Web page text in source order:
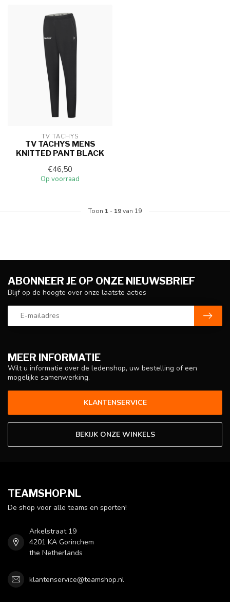
TV TACHYS
TV TACHYS MENS
KNITTED PANT BLACK
€46,50
Op voorraad
Toon 1 - 19van 19
MEER INFORMATIE
Wilt u informatie over de ledenshop, uw bestelling of een
mogelijke samenwerking.
KLANTENSERVICE
BEKIJK ONZE WINKELS
ABONNEER JE OP ONZE NIEUWSBRIEF
Blijf op de hoogte over onze laatste acties
TEAMSHOP.NL
De shop voor alle teams en sporten!
Arkelstraat 19
4201 KA Gorinchem
the Netherlands
klantenservice@teamshop.nl